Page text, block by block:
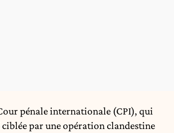
pénale internationale (CPI), qui
ciblée par une opération clandestine